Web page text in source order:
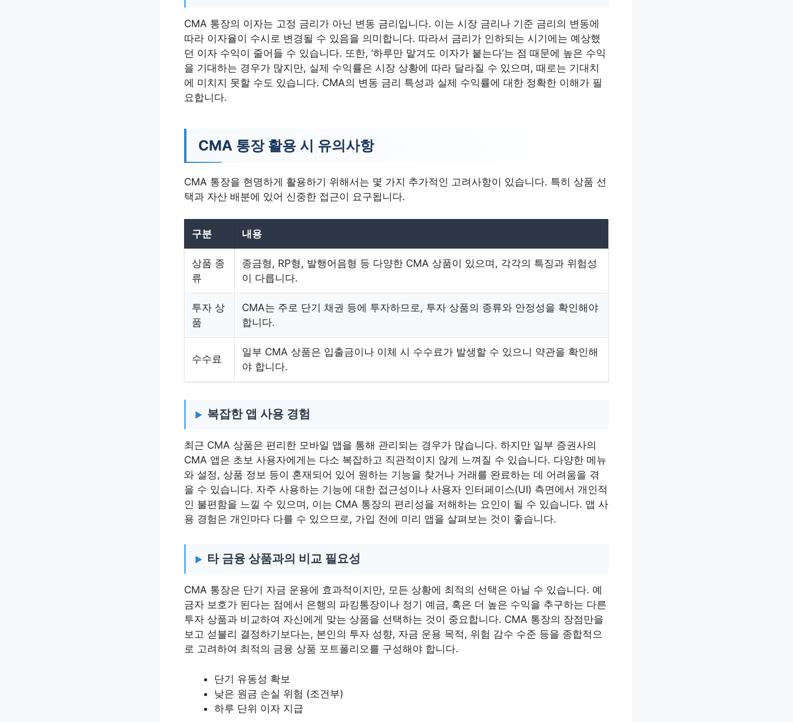
CMA 통장의 이자는 고정 금리가 아닌 변동 금리입니다. 이는 시장 금리나 기준 금리의 변동에
따라 이자율이 수시로 변경될 수 있음을 의미합니다. 따라서 금리가 인하되는 시기에는 예상했
던 이자 수익이 줄어들 수 있습니다. 또한, ‘하루만 맡겨도 이자가 붙는다’는 점 때문에 높은 수익
을 기대하는 경우가 많지만, 실제 수익률은 시장 상황에 따라 달라질 수 있으며, 때로는 기대치
에 미치지 못할 수도 있습니다. CMA의 변동 금리 특성과 실제 수익률에 대한 정확한 이해가 필
요합니다.
CMA 통장 활용 시 유의사항
CMA 통장을 현명하게 활용하기 위해서는 몇 가지 추가적인 고려사항이 있습니다. 특히 상품 선
택과 자산 배분에 있어 신중한 접근이 요구됩니다.
구분 내용
상품 종
류
종금형, RP형, 발행어음형 등 다양한 CMA 상품이 있으며, 각각의 특징과 위험성
이 다릅니다.
투자 상
품
CMA는 주로 단기 채권 등에 투자하므로, 투자 상품의 종류와 안정성을 확인해야
합니다.
수수료
일부 CMA 상품은 입출금이나 이체 시 수수료가 발생할 수 있으니 약관을 확인해
야 합니다.
복잡한 앱 사용 경험
최근 CMA 상품은 편리한 모바일 앱을 통해 관리되는 경우가 많습니다. 하지만 일부 증권사의
CMA 앱은 초보 사용자에게는 다소 복잡하고 직관적이지 않게 느껴질 수 있습니다. 다양한 메뉴
와 설정, 상품 정보 등이 혼재되어 있어 원하는 기능을 찾거나 거래를 완료하는 데 어려움을 겪
을 수 있습니다. 자주 사용하는 기능에 대한 접근성이나 사용자 인터페이스(UI) 측면에서 개인적
인 불편함을 느낄 수 있으며, 이는 CMA 통장의 편리성을 저해하는 요인이 될 수 있습니다. 앱 사
용 경험은 개인마다 다를 수 있으므로, 가입 전에 미리 앱을 살펴보는 것이 좋습니다.
타 금융 상품과의 비교 필요성
CMA 통장은 단기 자금 운용에 효과적이지만, 모든 상황에 최적의 선택은 아닐 수 있습니다. 예
금자 보호가 된다는 점에서 은행의 파킹통장이나 정기 예금, 혹은 더 높은 수익을 추구하는 다른
투자 상품과 비교하여 자신에게 맞는 상품을 선택하는 것이 중요합니다. CMA 통장의 장점만을
보고 섣불리 결정하기보다는, 본인의 투자 성향, 자금 운용 목적, 위험 감수 수준 등을 종합적으
로 고려하여 최적의 금융 상품 포트폴리오를 구성해야 합니다.
단기 유동성 확보
낮은 원금 손실 위험 (조건부)
하루 단위 이자 지급